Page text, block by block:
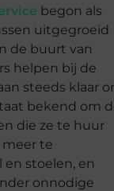
begon als
uitgegroeid
de buurt van
helpen bij de
steeds klaar
bekend om
die ze te huur
meer te
en stoelen, en
onnodige